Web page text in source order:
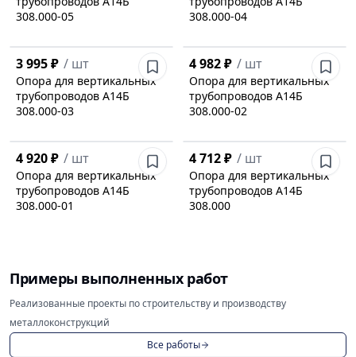
308.000-05
308.000-04
3 995 ₽ / шт
Опора для вертикальных
трубопроводов А14Б
308.000-03
4 982 ₽ / шт
Опора для вертикальных
трубопроводов А14Б
308.000-02
4 920 ₽ / шт
Опора для вертикальных
трубопроводов А14Б
308.000-01
4 712 ₽ / шт
Опора для вертикальных
трубопроводов А14Б
308.000
Примеры выполненных работ
Реализованные проекты по строительству и производству
металлоконструкций
Все работы